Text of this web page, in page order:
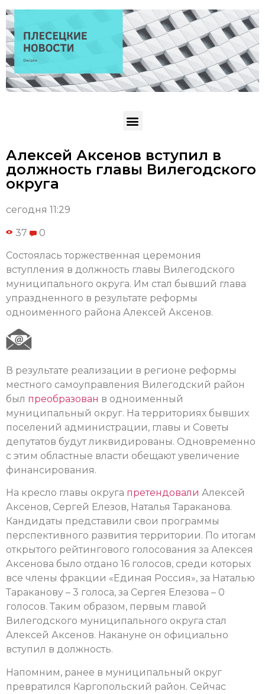
Алексей Аксенов вступил в
должность главы Вилегодского
округа
сегодня 11:29
37 0
Состоялась торжественная церемония
вступления в должность главы Вилегодского
муниципального округа. Им стал бывший глава
упраздненного в результате реформы
одноименного района Алексей Аксенов.
В результате реализации в регионе реформы
местного самоуправления Вилегодский район
был преобразован в одноименный
муниципальный округ. На территориях бывших
поселений администрации, главы и Советы
депутатов будут ликвидированы. Одновременно
с этим областные власти обещают увеличение
финансирования.
На кресло главы округа претендовали Алексей
Аксенов, Сергей Елезов, Наталья Тараканова.
Кандидаты представили свои программы
перспективного развития территории. По итогам
открытого рейтингового голосования за Алексея
Аксенова было отдано 16 голосов, среди которых
все члены фракции «Единая Россия», за Наталью
Тараканову – 3 голоса, за Сергея Елезова – 0
голосов. Таким образом, первым главой
Вилегодского муниципального округа стал
Алексей Аксенов. Накануне он официально
вступил в должность.
Напомним, ранее в муниципальный округ
превратился Каргопольский район. Сейчас